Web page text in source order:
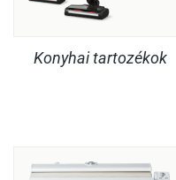
Konyhai tartozékok